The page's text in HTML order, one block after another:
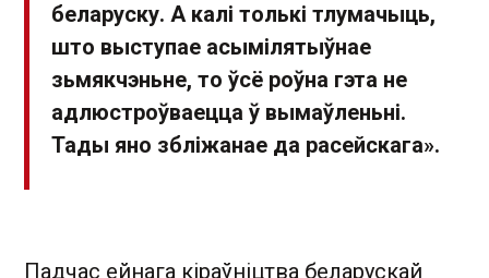
беларуску. А калі толькі тлумачыць,
што выступае асымілятыўнае
зьмякчэньне, то ўсё роўна гэта не
адлюстроўваецца ў вымаўленьні.
Тады яно збліжанае да расейскага».
Падчас ейнага кіраўніцтва беларускай